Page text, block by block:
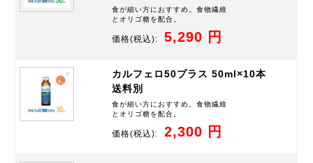
食が細い方におすすめ。食物繊維
とオリゴ糖を配合。
価格(税込): 5,290 円
カルフェロ50プラス 50ml×10本
送料別
食が細い方におすすめ。食物繊維
とオリゴ糖を配合。
価格(税込): 2,300 円